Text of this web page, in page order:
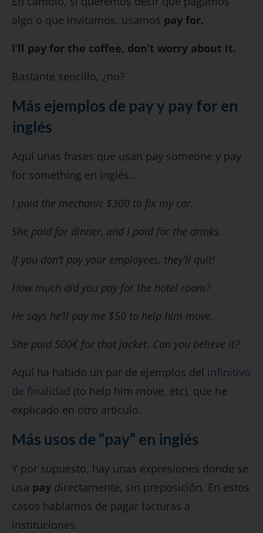
algo o que invitamos, usamos pay for.
I’ll pay for the coffee, don’t worry about it.
Bastante sencillo, ¿no?
Más ejemplos de pay y pay for en
inglés
Aquí unas frases que usan pay someone y pay
for something en inglés…
I paid the mechanic $300 to fix my car.
She paid for dinner, and I paid for the drinks.
If you don’t pay your employees, they’ll quit!
How much did you pay for the hotel room?
He says he’ll pay me $50 to help him move.
She paid 500€ for that jacket. Can you believe it?
Aquí ha habido un par de ejemplos del infinitivo
de finalidad (to help him move, etc), que he
explicado en otro artículo.
Más usos de “pay” en inglés
Y por supuesto, hay unas expresiones donde se
usa pay directamente, sin preposición. En estos
casos hablamos de pagar facturas a
instituciones.